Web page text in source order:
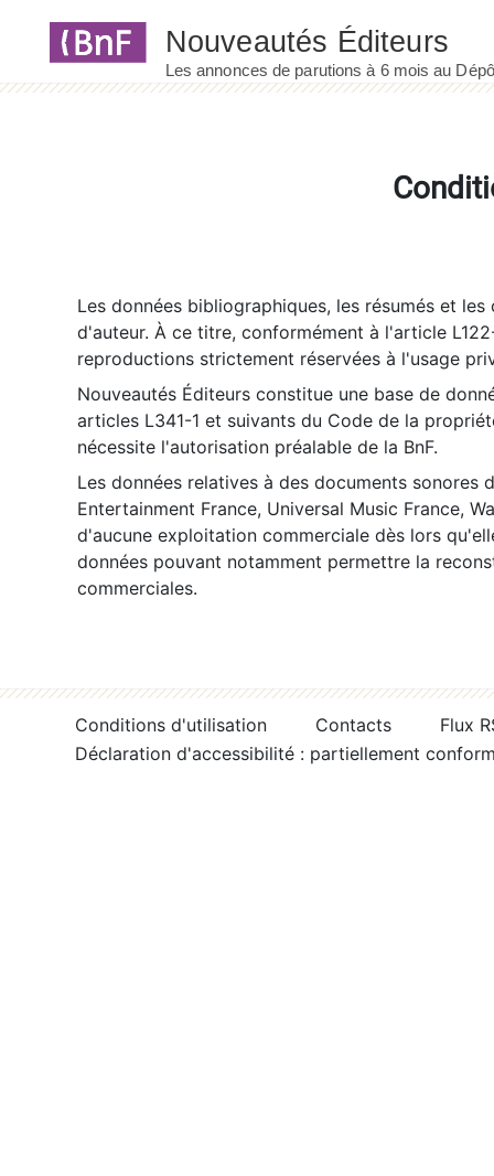
Les données bibliographiques, les résumés et
d'auteur. À ce titre, conformément à l'article
reproductions strictement réservées à l'usage
Nouveautés Éditeurs constitue une base de
articles L341-1 et suivants du Code de la
nécessite l'autorisation préalable de la BnF.
Les données relatives à des documents sonores
Entertainment France, Universal Music France,
d'aucune exploitation commerciale dès lors
données pouvant notamment permettre la
commerciales.
Conditions d'utilisation Contacts
Flux
Déclaration d'accessibilité : partiellement